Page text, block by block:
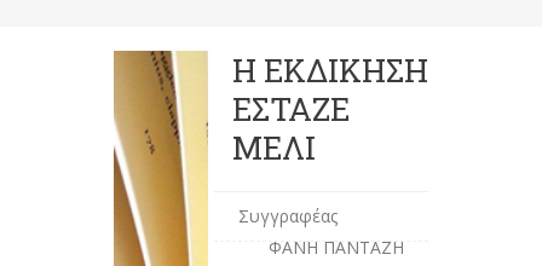
Η ΕΚΔΙΚΗΣΗ
ΕΣΤΑΖΕ
ΜΕΛΙ
Συγγραφέας
ΦΑΝΗ ΠΑΝΤΑΖΗ